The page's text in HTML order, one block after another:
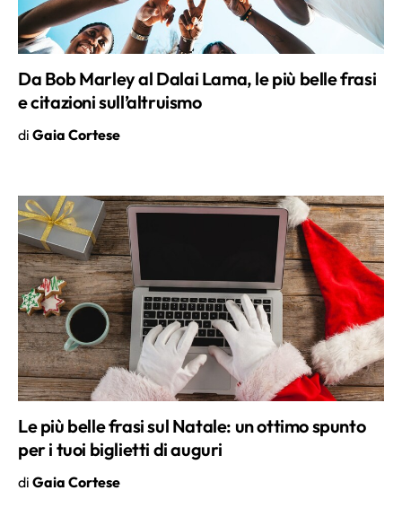
Da Bob Marley al Dalai Lama, le più belle frasi
e citazioni sull’altruismo
diGaia Cortese
Le più belle frasi sul Natale: un ottimo spunto
per i tuoi biglietti di auguri
diGaia Cortese